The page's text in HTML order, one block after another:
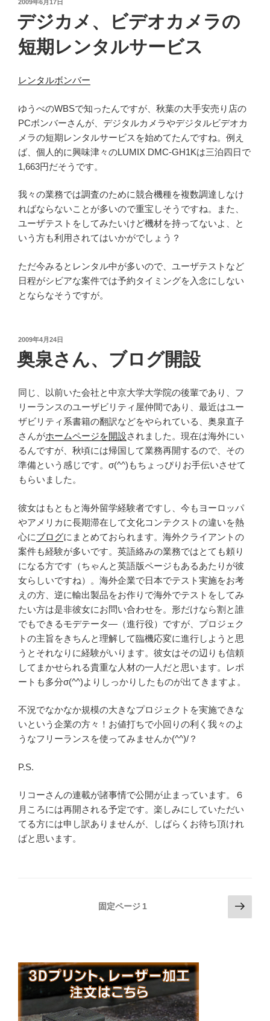
日:
2009年6月17日
デジカメ、ビデオカメラの
短期レンタルサービス
レンタルボンバー
ゆうべのWBSで知ったんですが、秋葉の大手安売り店の
PCボンバーさんが、デジタルカメラやデジタルビデオカ
メラの短期レンタルサービスを始めてたんですね。例え
ば、個人的に興味津々のLUMIX DMC-GH1Kは三泊四日で
1,663円だそうです。
我々の業務では調査のために競合機種を複数調達しなけ
ればならないことが多いので重宝しそうですね。また、
ユーザテストをしてみたいけど機材を持ってないよ、と
いう方も利用されてはいかがでしょう？
ただ今みるとレンタル中が多いので、ユーザテストなど
日程がシビアな案件では予約タイミングを入念にしない
とならなそうですが。
投
稿
日:
2009年4月24日
奥泉さん、ブログ開設
同じ、以前いた会社と中京大学大学院の後輩であり、フ
リーランスのユーザビリティ屋仲間であり、最近はユー
ザビリティ系書籍の翻訳などをやられている、奥泉直子
さんがホームページを開設されました。現在は海外にい
るんですが、秋頃には帰国して業務再開するので、その
準備という感じです。σ(^^)もちょっぴりお手伝いさせて
もらいました。
彼女はもともと海外留学経験者ですし、今もヨーロッパ
やアメリカに長期滞在して文化コンテクストの違いを熱
心にブログにまとめておられます。海外クライアントの
案件も経験が多いです。英語絡みの業務ではとても頼り
になる方です（ちゃんと英語版ページもあるあたりが彼
女らしいですね）。海外企業で日本でテスト実施をお考
えの方、逆に輸出製品をお作りで海外でテストをしてみ
たい方は是非彼女にお問い合わせを。形だけなら割と誰
でもできるモデテータ―（進行役）ですが、プロジェク
トの主旨をきちんと理解して臨機応変に進行しようと思
うとそれなりに経験がいります。彼女はその辺りも信頼
してまかせられる貴重な人材の一人だと思います。レポ
ートも多分σ(^^)よりしっかりしたものが出てきますよ。
不況でなかなか規模の大きなプロジェクトを実施できな
いという企業の方々！お値打ちで小回りの利く我々のよ
うなフリーランスを使ってみませんか(^^)/？
P.S.
リコーさんの連載が諸事情で公開が止まっています。６
月ころには再開される予定です。楽しみにしていただい
てる方には申し訳ありませんが、しばらくお待ち頂けれ
ばと思います。
ー
ジ
送
固定ページ 1
次
の